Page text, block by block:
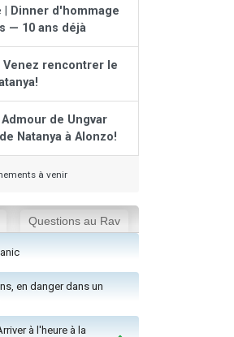
Dinner d'hommage
— 10 ans déjà
Venez rencontrer le
Admour de Ungvar
Natanya à Alonzo!
à venir
Questions au Rav
en danger dans un
à l'heure à la